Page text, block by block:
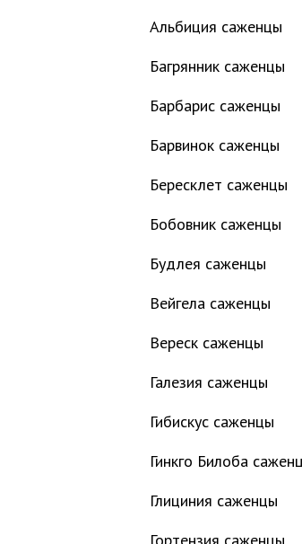
Альбиция саженцы
Багрянник саженцы
Барбарис саженцы
Барвинок саженцы
Бересклет саженцы
Бобовник саженцы
Будлея саженцы
Вейгела саженцы
Вереск саженцы
Галезия саженцы
Гибискус саженцы
Гинкго Билоба
Глициния саженцы